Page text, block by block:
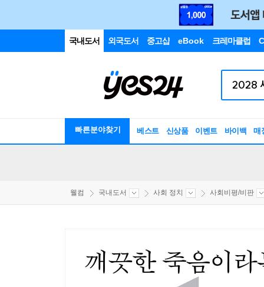
국내도서 외국도서 중고샵 eBook 크레마클럽
빠른분야찾기 베스트 신상품 이벤트 바이백 매
웰컴 국내도서 사회 정치 사회비평/비판